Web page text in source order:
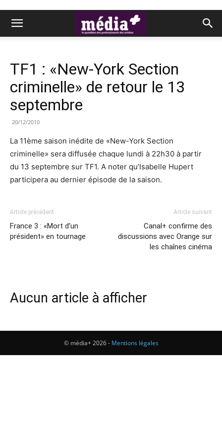
TF1 : «New-York Section
criminelle» de retour le 13
septembre
20/12/2010
La 11ème saison inédite de «New-York Section
criminelle» sera diffusée chaque lundi à 22h30 à partir
du 13 septembre sur TF1. A noter qu’Isabelle Hupert
participera au dernier épisode de la saison.
Article précédent
France 3 : «Mort d’un
président» en tournage
Article suivant
Canal+ confirme des
discussions avec Orange sur
les chaînes cinéma
Aucun article à afficher
© média+ 2026 - Mentions légales